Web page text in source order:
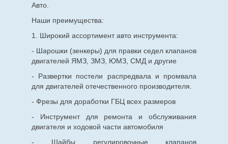
Авто.
Наши преимущества:
1. Широкий ассортимент авто инструмента:
- Шарошки (зенкеры) для правки седел клапанов
двигателей ЯМЗ, ЗМЗ, ЮМЗ, СМД и другие
- Развертки постели распредвала и промвала
для двигателей отечественного производителя.
- Фрезы для доработки ГБЦ всех размеров
- Инструмент для ремонта и обслуживания
двигателя и ходовой части автомобиля
- Шайбы регулировочные клапанов